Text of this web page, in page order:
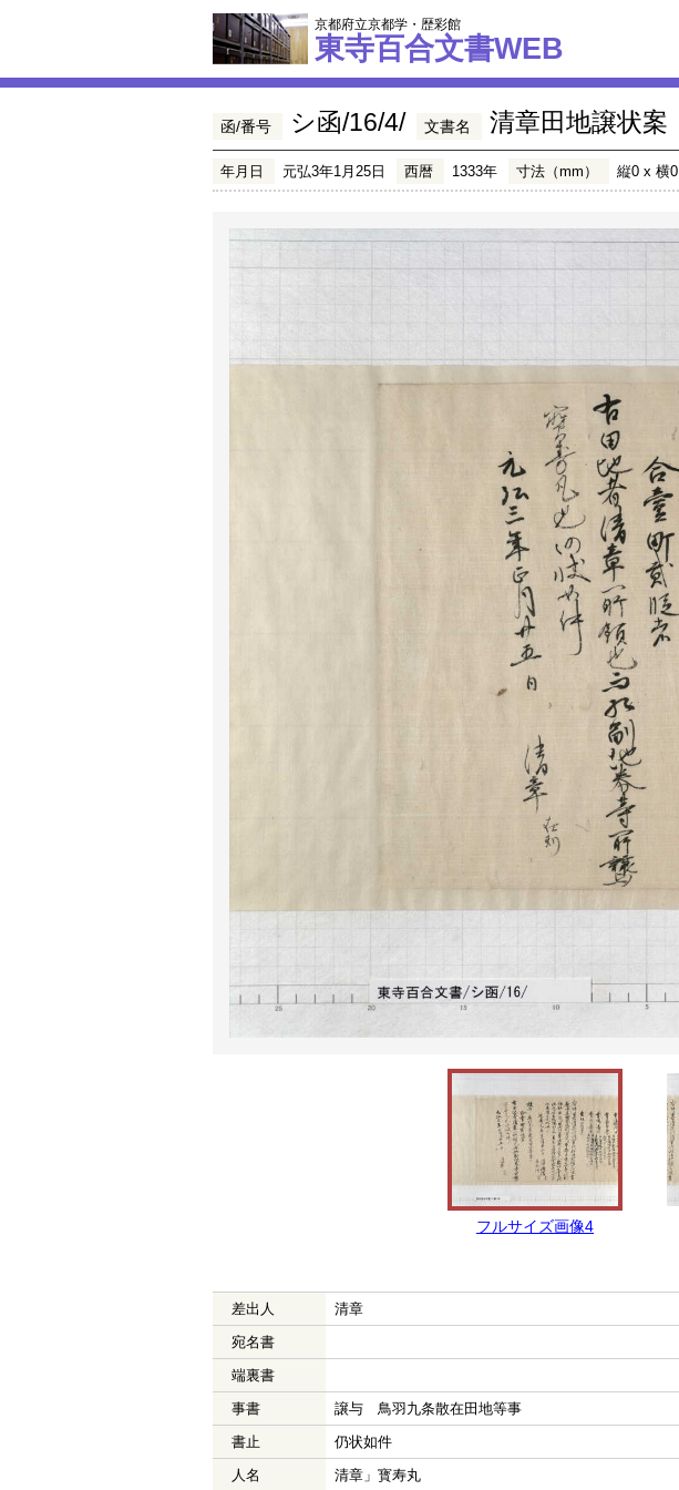
京都府立京都学・歴彩館
東寺百合文書WEB
函/番号 シ函/16/4/ 文書名 清章田地譲状案
年月日 元弘3年1月25日 西暦 1333年 寸法（mm） 縦0 x 横0
フルサイズ画像4
差出人
清章
宛名書
端裏書
事書
譲与 鳥羽九条散在田地等事
書止
仍状如件
人名
清章」寳寿丸